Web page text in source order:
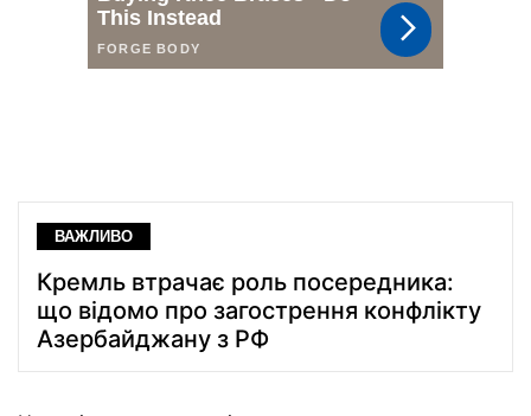
ВАЖЛИВО
Кремль втрачає роль посередника:
що відомо про загострення конфлікту
Азербайджану з РФ